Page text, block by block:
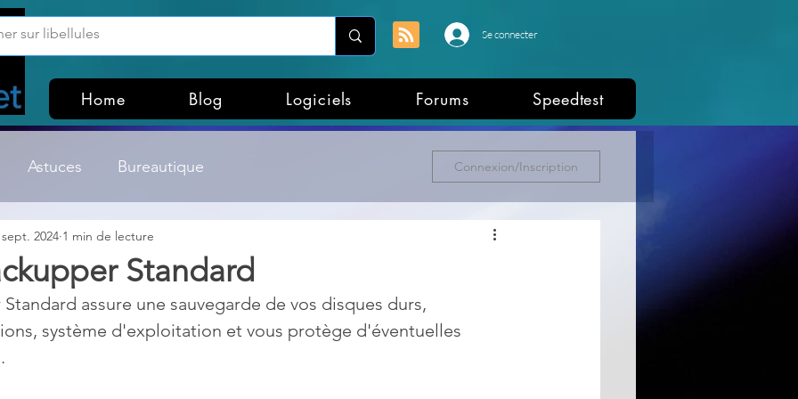
Se connecter
Home Blog Logiciels Forums Speedtest
Astuces Bureautique
Customisation Windows
de fichiers Gestion Système Graphisme
Connexion/Inscription
Standard
sept. 2024 1 min de lecture
assure une sauvegarde de vos disques durs,
système d'exploitation et vous protège d'éventuelles